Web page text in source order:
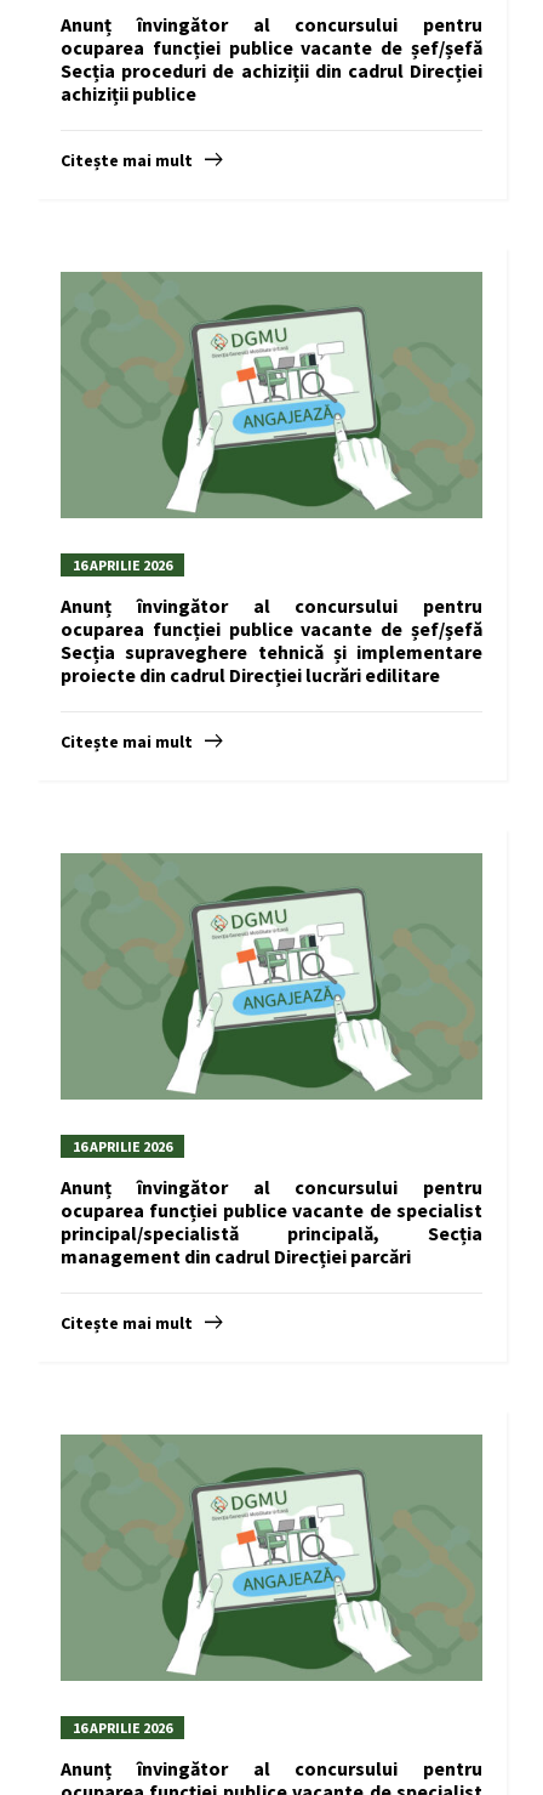
Anunț învingător al concursului pentru
ocuparea funcției publice vacante de șef/șefă
Secția proceduri de achiziții din cadrul Direcției
achiziții publice
Citește mai mult
16 APRILIE 2026
Anunț învingător al concursului pentru
ocuparea funcției publice vacante de șef/șefă
Secția supraveghere tehnică și implementare
proiecte din cadrul Direcției lucrări edilitare
Citește mai mult
16 APRILIE 2026
Anunț învingător al concursului pentru
ocuparea funcției publice vacante de specialist
principal/specialistă principală, Secția
management din cadrul Direcției parcări
Citește mai mult
16 APRILIE 2026
Anunț învingător al concursului pentru